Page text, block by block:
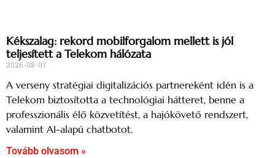
Kékszalag: rekord mobilforgalom mellett is jól
teljesített a Telekom hálózata
2026-08-07
A verseny stratégiai digitalizációs partnereként idén is a
Telekom biztosította a technológiai hátteret, benne a
professzionális élő közvetítést, a hajókövető rendszert,
valamint AI-alapú chatbotot.
Tovább olvasom »